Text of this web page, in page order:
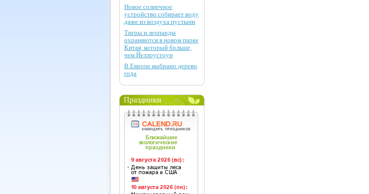
Новое солнечное
устройство собирает воду
даже из воздуха пустыни
Тигры и леопарды
охраняются в новом парке
Китая, который больше,
чем Йеллоустоун
В Европе выбрано дерево
года
Праздники